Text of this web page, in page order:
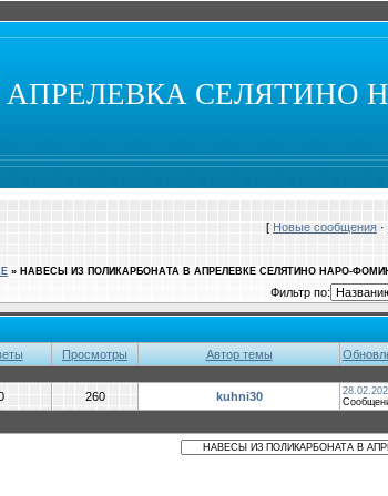
СЕЛЯТИНО
[ Новые сообщения ·
» НАВЕСЫ ИЗ ПОЛИКАРБОНАТА В АПРЕЛЕВКЕ СЕЛЯТИНО НАРО-
Фильтр по:
Просмотры Автор темы
260 kuhni30